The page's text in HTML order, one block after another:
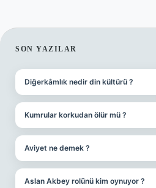
SIDEBAR
SON YAZILAR
Diğerkâmlık nedir din kültürü ?
Kumrular korkudan ölür mü ?
Aviyet ne demek ?
Aslan Akbey rolünü kim oynuyor ?